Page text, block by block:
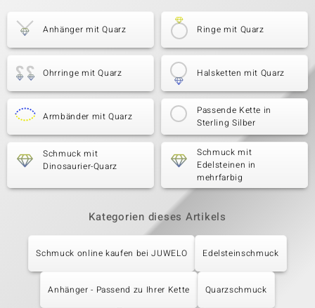
Anhänger mit Quarz Ringe mit Quarz
Ohrringe mit Quarz Halsketten mit Quarz
Armbänder mit Quarz
Passende Kette in
Sterling Silber
Schmuck mit
Dinosaurier-Quarz
Schmuck mit
Edelsteinen in
mehrfarbig
Kategorien dieses Artikels
Schmuck online kaufen bei JUWELO Edelsteinschmuck
Anhänger - Passend zu Ihrer Kette Quarzschmuck